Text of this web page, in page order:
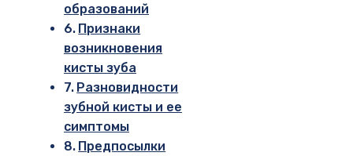
образований
Признаки
возникновения
кисты зуба
Разновидности
зубной кисты и ее
симптомы
Предпосылки